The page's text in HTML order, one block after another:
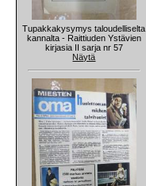
Tupakkakysymys taloudelliselta
kannalta - Raittiuden Ystävien
kirjasia II sarja nr 57
Näytä